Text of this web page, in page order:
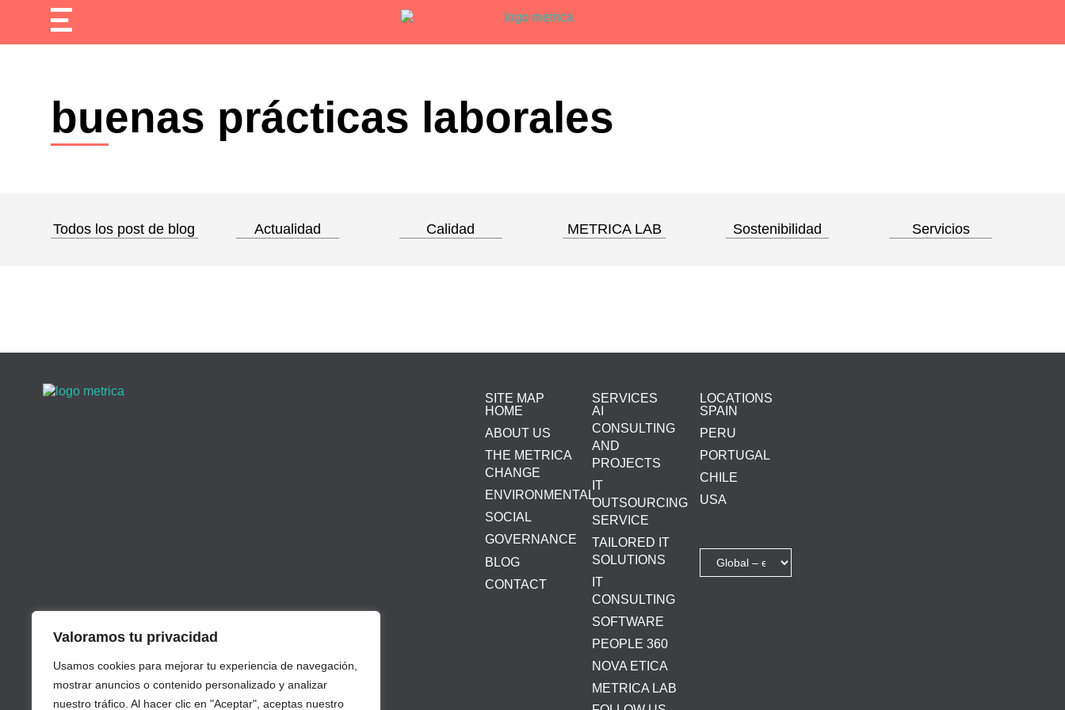
Valoramos tu privacidad
Usamos cookies para mejorar tu experiencia de navegación,
mostrar anuncios o contenido personalizado y analizar
nuestro tráfico. Al hacer clic en "Aceptar", aceptas nuestro
buenas prácticas laborales
Todos los post de blog Actualidad Calidad METRICA LAB Sostenibilidad Servicios
SITE MAP
HOME
ABOUT US
THE METRICA
CHANGE
ENVIRONMENTAL
SOCIAL
GOVERNANCE
BLOG
CONTACT
SERVICES
AI
CONSULTING
AND
PROJECTS
IT
OUTSOURCING
SERVICE
TAILORED IT
SOLUTIONS
IT
CONSULTING
SOFTWARE
PEOPLE 360
NOVA ETICA
METRICA LAB
LOCATIONS
SPAIN
PERU
PORTUGAL
CHILE
USA